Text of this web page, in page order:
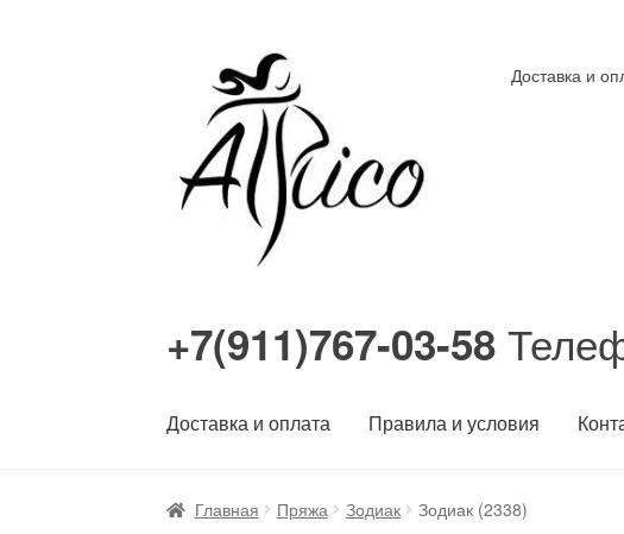
Перейти
навигации
Перейти
содержимому
Доставка и
+7(911)767-03-58
Доставка и оплата Правила и условия
Главная Пряжа Зодиак Зодиак (2338)